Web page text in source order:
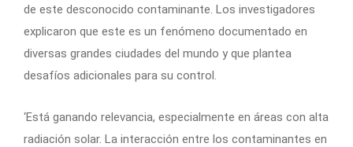
de este desconocido contaminante. Los investigadores
explicaron que este es un fenómeno documentado en
diversas grandes ciudades del mundo y que plantea
desafíos adicionales para su control.
‘Está ganando relevancia, especialmente en áreas con alta
radiación solar. La interacción entre los contaminantes en